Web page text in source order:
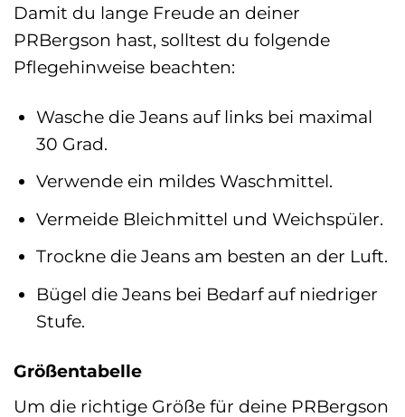
Damit du lange Freude an deiner
PRBergson hast, solltest du folgende
Pflegehinweise beachten:
Wasche die Jeans auf links bei maximal
30 Grad.
Verwende ein mildes Waschmittel.
Vermeide Bleichmittel und Weichspüler.
Trockne die Jeans am besten an der Luft.
Bügel die Jeans bei Bedarf auf niedriger
Stufe.
Größentabelle
Um die richtige Größe für deine PRBergson